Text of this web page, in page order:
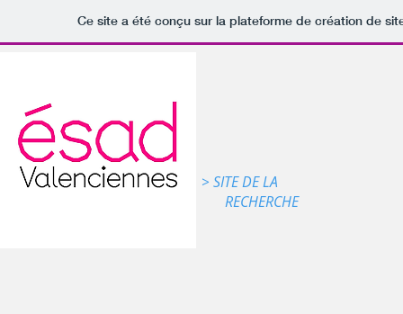
Ce site a été conçu sur la plateforme de création de
> SITE DE LA
RECHERCHE